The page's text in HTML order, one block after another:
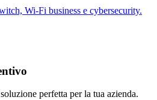
Wi-Fi business e cybersecurity.
perfetta per la tua azienda.